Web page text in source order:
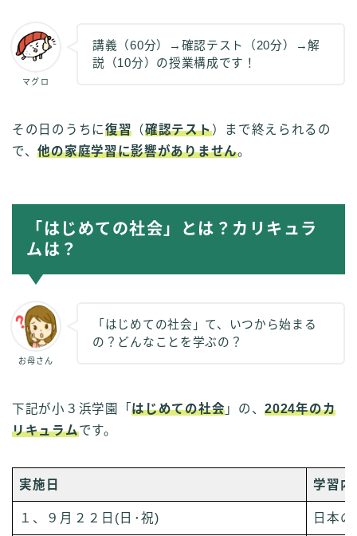
マグロ
講義（60分）→確認テスト（20分）→解
説（10分）の授業構成です！
その日のうちに復習 （確認テスト）まで終えられるの
で、他の家庭学習に影響がありません。
「はじめての社会」とは？カリキュラ
ムは？
お母さん
「はじめての社会」て、いつから始まる
の？どんなことを学ぶの？
下記が小３浜学園「はじめての社会 」の、2024年のカ
リキュラムです。
実施日 学習内
１、９月２２日(日･祝) 日本